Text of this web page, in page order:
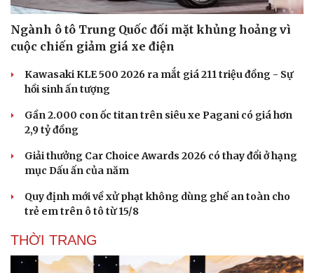
Ngành ô tô Trung Quốc đối mặt khủng hoảng vì
cuộc chiến giảm giá xe điện
Kawasaki KLE 500 2026 ra mắt giá 211 triệu đồng - Sự
hồi sinh ấn tượng
Gần 2.000 con ốc titan trên siêu xe Pagani có giá hơn
2,9 tỷ đồng
Giải thưởng Car Choice Awards 2026 có thay đổi ở hạng
mục Dấu ấn của năm
Quy định mới về xử phạt không dùng ghế an toàn cho
trẻ em trên ô tô từ 15/8
THỜI TRANG